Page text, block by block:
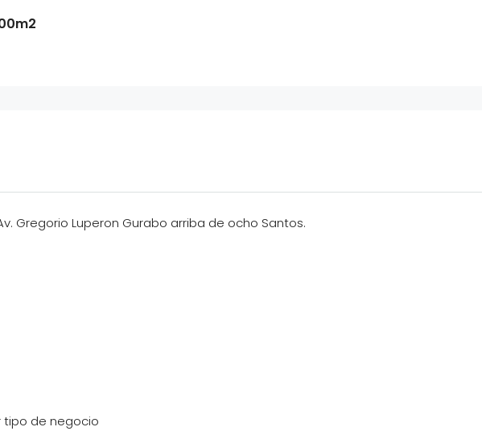
Gregorio Luperon Gurabo arriba de ocho Santos.
tipo de negocio